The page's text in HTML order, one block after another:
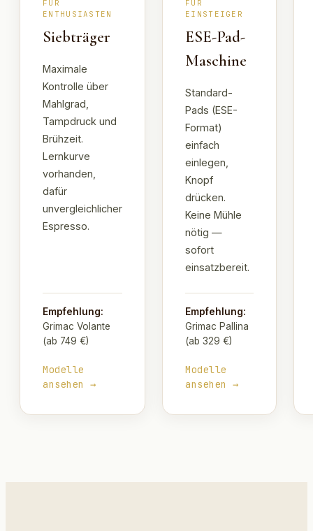
FÜR
ENTHUSIASTEN
Siebträger
Maximale
Kontrolle über
Mahlgrad,
Tampdruck und
Brühzeit.
Lernkurve
vorhanden,
dafür
unvergleichlicher
Espresso.
Empfehlung:
Grimac Volante
(ab 749 €)
Modelle
ansehen →
FÜR
EINSTEIGER
ESE-Pad-
Maschine
Standard-
Pads (ESE-
Format)
einfach
einlegen,
Knopf
drücken.
Keine Mühle
nötig —
sofort
einsatzbereit.
Empfehlung:
Grimac Pallina
(ab 329 €)
Modelle
ansehen →